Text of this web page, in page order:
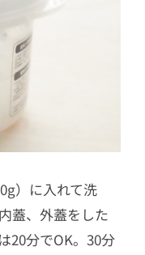
）に入れて洗
蓋、外蓋をした
20分でOK。30分